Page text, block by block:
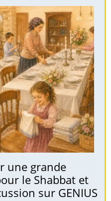
une grande
le Shabbat et
sur GENIUS